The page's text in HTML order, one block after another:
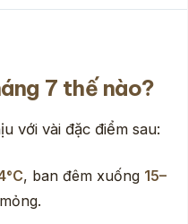
7 thế nào?
với vài đặc điểm sau:
, ban đêm xuống 15–